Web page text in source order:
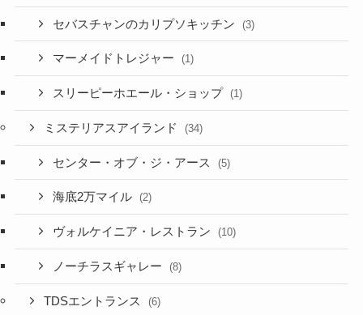
セバスチャンのカリプソキッチン (3)
マーメイドトレジャー (1)
スリーピーホエール・ショップ (1)
ミステリアスアイランド (34)
センター・オブ・ジ・アース (5)
海底2万マイル (2)
ヴォルケイニア・レストラン (10)
ノーチラスギャレー (8)
TDSエントランス (6)